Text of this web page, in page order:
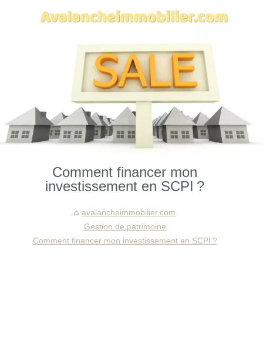
Comment financer mon
investissement en SCPI ?
avalancheimmobilier.com
Gestion de patrimoine
Comment financer mon investissement en SCPI ?